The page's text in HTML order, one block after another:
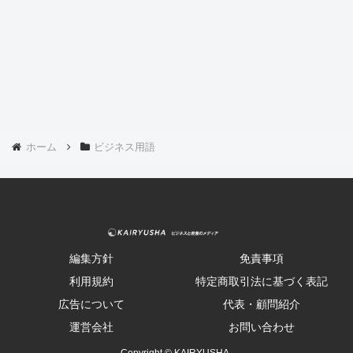
ホーム ビジネス用語
編集方針
免責事項
利用規約
特定商取引法に基づく表記
広告について
代表・顧問紹介
運営会社
お問い合わせ